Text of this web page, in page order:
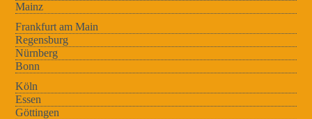
Mainz
Frankfurt am Main
Regensburg
Nürnberg
Bonn
Köln
Essen
Göttingen